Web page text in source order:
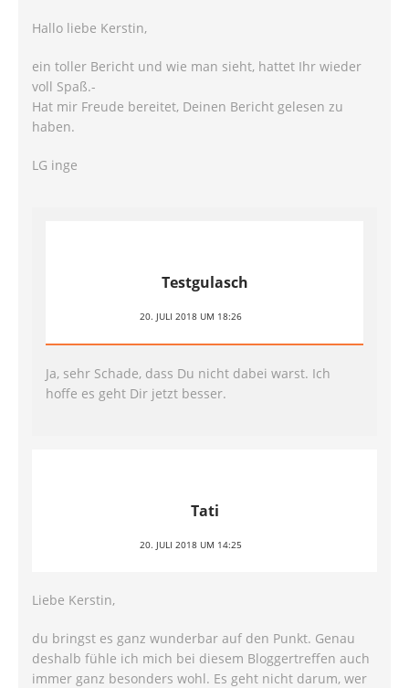
Hallo liebe Kerstin,
ein toller Bericht und wie man sieht, hattet Ihr wieder
voll Spaß.-
Hat mir Freude bereitet, Deinen Bericht gelesen zu
haben.
LG inge
Testgulasch
20. JULI 2018 UM 18:26
Ja, sehr Schade, dass Du nicht dabei warst. Ich
hoffe es geht Dir jetzt besser.
Tati
20. JULI 2018 UM 14:25
Liebe Kerstin,
du bringst es ganz wunderbar auf den Punkt. Genau
deshalb fühle ich mich bei diesem Bloggertreffen auch
immer ganz besonders wohl. Es geht nicht darum, wer